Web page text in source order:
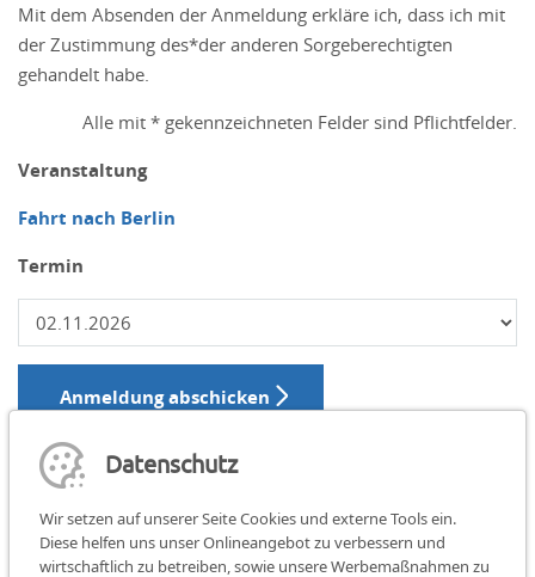
Mit dem Absenden der Anmeldung erkläre ich, dass ich mit
der Zustimmung des*der anderen Sorgeberechtigten
gehandelt habe.
Alle mit * gekennzeichneten Felder sind Pflichtfelder.
Veranstaltung
Fahrt nach Berlin
Termin
Anmeldung abschicken
Teilen: teilen teilen
Datenschutz
Wir setzen auf unserer Seite Cookies und externe Tools ein.
Diese helfen uns unser Onlineangebot zu verbessern und
wirtschaftlich zu betreiben, sowie unsere Werbemaßnahmen zu